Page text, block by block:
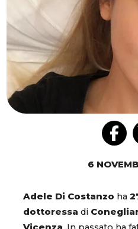
6
Adele Di Costanzo ha
dottoressa di